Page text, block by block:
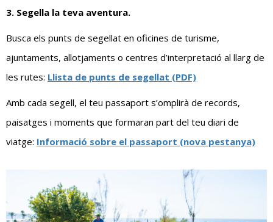
3. Segella la teva aventura.
Busca els punts de segellat en oficines de turisme,
ajuntaments, allotjaments o centres d’interpretació al llarg de
les rutes: Llista de punts de segellat (PDF)
Amb cada segell, el teu passaport s’omplirà de records,
paisatges i moments que formaran part del teu diari de
viatge: Informació sobre el passaport (nova pestanya)